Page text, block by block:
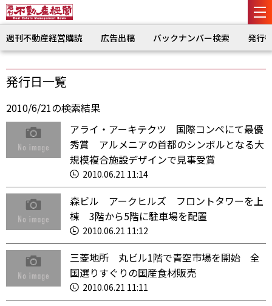
週刊不動産経営購読 広告出稿 バックナンバー検索 発行
発行日一覧
2010/6/21の検索結果
アライ・アーキテクツ 国際コンペにて最優
秀賞 アルメニアの首都のシンボルとなる大
規模複合施設デザインで見事受賞
2010.06.21 11:14
森ビル アークヒルズ フロントタワーを上
棟 3階から5階に駐車場を配置
2010.06.21 11:12
三菱地所 丸ビル1階で青空市場を開始 全
国選りすぐりの国産食材販売
2010.06.21 11:11